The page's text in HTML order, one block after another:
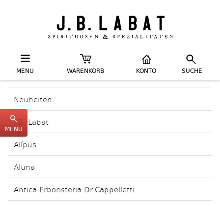
MENU WARENKORB KONTO SUCHE
Neuheiten
J.B. Labat
Alípus
Aluna
Antica Erboristeria Dr.Cappelletti
MENU